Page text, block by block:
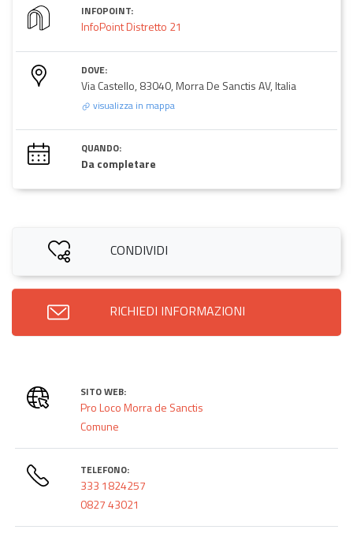
INFOPOINT:
InfoPoint Distretto 21
DOVE:
Via Castello, 83040, Morra De Sanctis AV, Italia
visualizza in mappa
QUANDO:
Da completare
CONDIVIDI
RICHIEDI INFORMAZIONI
SITO WEB:
Pro Loco Morra de Sanctis
Comune
TELEFONO:
333 1824257
0827 43021